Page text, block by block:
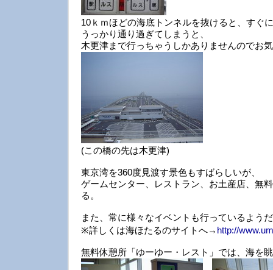
10ｋｍほどの海底トンネルを抜けると、すぐ
うっかり通り過ぎてしまうと、
木更津まで行っちゃうしかありませんのでお
(この橋の先は木更津)
東京湾を360度見渡す景色もすばらしいが、
ゲームセンター、レストラン、お土産店、無
る。
また、常に様々なイベントも行っているよう
※詳しくは海ほたるのサイトへ→ http://
無料休憩所「ゆーゆー・レスト」では、海を